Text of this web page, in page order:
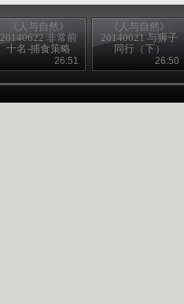
《人与自然》
20140622 非常前
十名-捕食策略
26:51
《人与自然》
20140621 与狮子
同行（下）
26:50